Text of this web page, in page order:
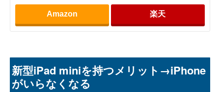
Amazon 楽天
新型iPad miniを持つメリット→iPhone
がいらなくなる